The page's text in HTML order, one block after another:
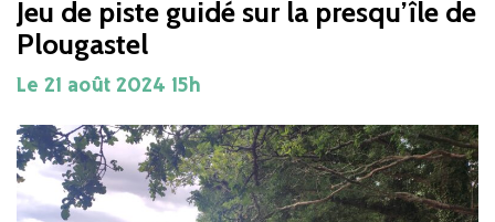
Jeu de piste guidé sur la presqu’île de
Plougastel
Le 21 août 2024 15h